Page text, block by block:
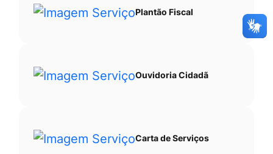
Plantão Fiscal
Ouvidoria Cidadã
Carta de Serviços